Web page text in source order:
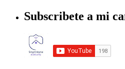
original
era:
actual
es:
Subscribete a mi